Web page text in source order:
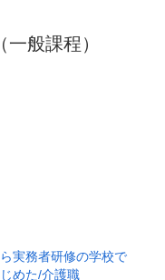
般課程）
実務者研修の学校で
めた/介護職